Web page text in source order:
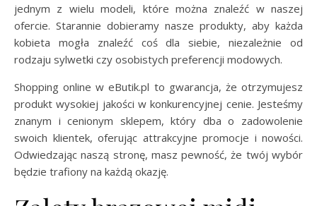
jednym z wielu modeli, które można znaleźć w naszej
ofercie. Starannie dobieramy nasze produkty, aby każda
kobieta mogła znaleźć coś dla siebie, niezależnie od
rodzaju sylwetki czy osobistych preferencji modowych.
Shopping online w eButik.pl to gwarancja, że otrzymujesz
produkt wysokiej jakości w konkurencyjnej cenie. Jesteśmy
znanym i cenionym sklepem, który dba o zadowolenie
swoich klientek, oferując attrakcyjne promocje i nowości.
Odwiedzając naszą stronę, masz pewność, że twój wybór
będzie trafiony na każdą okazję.